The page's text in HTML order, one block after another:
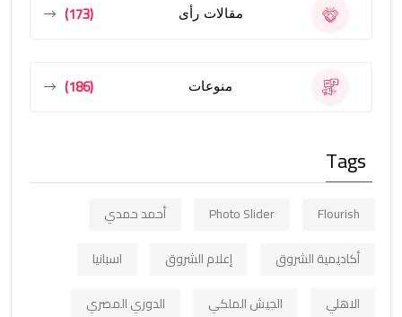
مقالات رأى (173)
منوعات (186)
Tags
Flourish
Photo Slider
أحمد حمدي
أكاديمية الشروق
إعلام الشروق
اسبانيا
الاهلي
الجيش الملكي
الدوري المصري